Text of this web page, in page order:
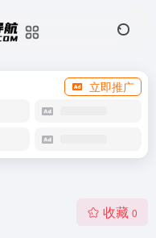
立即推广
收藏 0